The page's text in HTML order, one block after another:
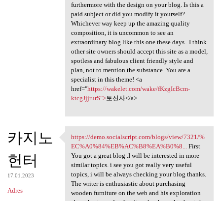
furthermore with the design on your blog. Is this a
paid subject or did you modify it yourself?
Whichever way keep up the amazing quality
composition, it is uncommon to see an
extraordinary blog like this one these days.. I think
other site owners should accept this site as a model,
spotless and fabulous client friendly style and
plan, not to mention the substance. You are a
specialist in this theme! <a
href="https://wakelet.com/wake/fKzgIcBcm-
ktcgJjjrurS">토신사</a>
카지노
헌터
17.01.2023
Adres
https://demo.socialscript.com
https://demo.socialscript.com/blogs/view/7321/%
EC%A0%84%EB%AC%B8%EA%B0%8...
First
You got a great blog .I will be interested in more
similar topics. i see you got really very useful
topics, i will be always checking your blog thanks.
The writer is enthusiastic about purchasing
wooden furniture on the web and his exploration